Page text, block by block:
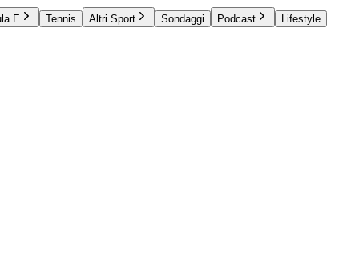
E Tennis Altri Sport Sondaggi Podcast Lifestyle